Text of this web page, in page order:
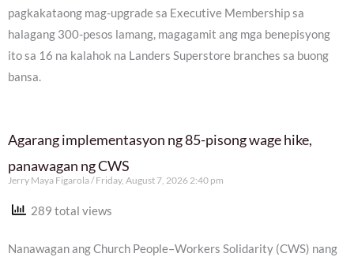
pagkakataong mag-upgrade sa Executive Membership sa
halagang 300-pesos lamang, magagamit ang mga benepisyong
ito sa 16 na kalahok na Landers Superstore branches sa buong
bansa.
Agarang implementasyon ng 85-pisong wage hike,
panawagan ng CWS
Jerry Maya Figarola Friday, August 7, 2026 2:40 pm
289 total views
Nanawagan ang Church People–Workers Solidarity (CWS) nang